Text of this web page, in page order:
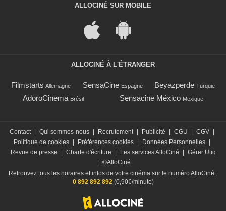
ALLOCINÉ SUR MOBILE
ALLOCINÉ À L'ÉTRANGER
Filmstarts Allemagne SensaCine Espagne Beyazperde Turquie
AdoroCinema Brésil Sensacine México Mexique
Contact | Qui sommes-nous | Recrutement | Publicité | CGU | CGV |
Politique de cookies | Préférences cookies | Données Personnelles |
Revue de presse
| Charte d'écriture | Les services AlloCiné | Gérer Utiq
| ©AlloCiné
Retrouvez tous les horaires et infos de votre cinéma sur le numéro AlloCiné :
0 892 892 892 (0,90€/minute)